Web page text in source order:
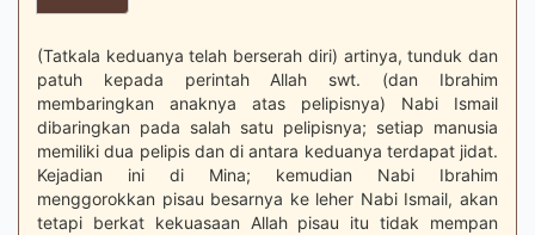
(Tatkala keduanya telah berserah diri) artinya, tunduk dan
patuh kepada perintah Allah swt. (dan Ibrahim
membaringkan anaknya atas pelipisnya) Nabi Ismail
dibaringkan pada salah satu pelipisnya; setiap manusia
memiliki dua pelipis dan di antara keduanya terdapat jidat.
Kejadian ini di Mina; kemudian Nabi Ibrahim
menggorokkan pisau besarnya ke leher Nabi Ismail, akan
tetapi berkat kekuasaan Allah pisau itu tidak mempan